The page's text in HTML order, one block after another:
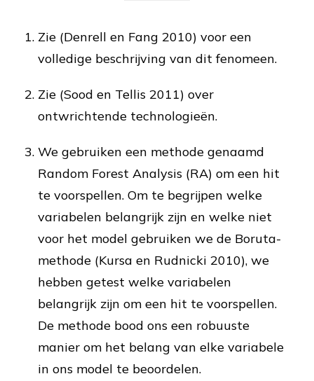
Zie (Denrell en Fang 2010) voor een
volledige beschrijving van dit fenomeen.
Zie (Sood en Tellis 2011) over
ontwrichtende technologieën.
We gebruiken een methode genaamd
Random Forest Analysis (RA) om een hit
te voorspellen. Om te begrijpen welke
variabelen belangrijk zijn en welke niet
voor het model gebruiken we de Boruta-
methode (Kursa en Rudnicki 2010), we
hebben getest welke variabelen
belangrijk zijn om een hit te voorspellen.
De methode bood ons een robuuste
manier om het belang van elke variabele
in ons model te beoordelen.